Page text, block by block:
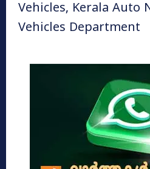
Vehicles, Kerala Auto
Vehicles Department